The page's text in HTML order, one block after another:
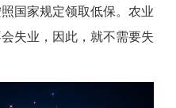
国家规定领取低保。农业
失业，因此，就不需要失